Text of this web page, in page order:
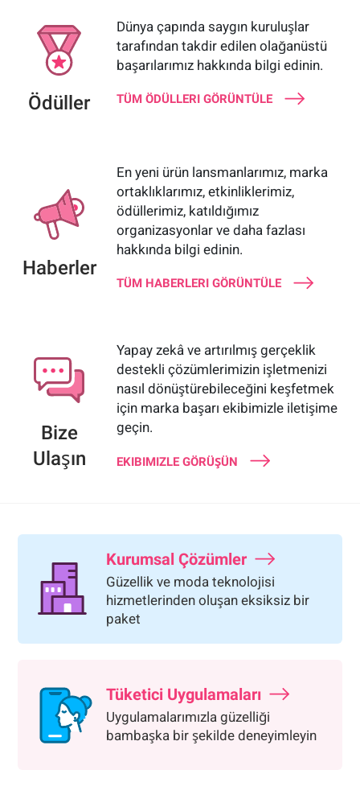
Ödüller
Dünya çapında saygın kuruluşlar
tarafından takdir edilen olağanüstü
başarılarımız hakkında bilgi edinin.
TÜM ÖDÜLLERI GÖRÜNTÜLE
Haberler
En yeni ürün lansmanlarımız, marka
ortaklıklarımız, etkinliklerimiz,
ödüllerimiz, katıldığımız
organizasyonlar ve daha fazlası
hakkında bilgi edinin.
TÜM HABERLERI GÖRÜNTÜLE
Bize
Ulaşın
Yapay zekâ ve artırılmış gerçeklik
destekli çözümlerimizin işletmenizi
nasıl dönüştürebileceğini keşfetmek
için marka başarı ekibimizle iletişime
geçin.
EKIBIMIZLE GÖRÜŞÜN
Kurumsal Çözümler
Güzellik ve moda teknolojisi
hizmetlerinden oluşan eksiksiz bir
paket
Tüketici Uygulamaları
Uygulamalarımızla güzelliği
bambaşka bir şekilde deneyimleyin